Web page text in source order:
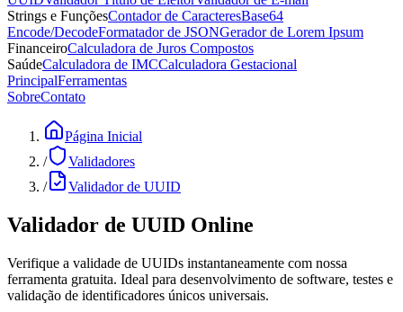
Strings e FunçõesContador de CaracteresBase64
Encode/DecodeFormatador de JSONGerador de Lorem Ipsum
FinanceiroCalculadora de Juros Compostos
SaúdeCalculadora de IMCCalculadora Gestacional
PrincipalFerramentas
SobreContato
Página Inicial
/
Validadores
/
Validador de UUID
Validador de UUID Online
Verifique a validade de UUIDs instantaneamente com nossa
ferramenta gratuita. Ideal para desenvolvimento de software, testes e
validação de identificadores únicos universais.